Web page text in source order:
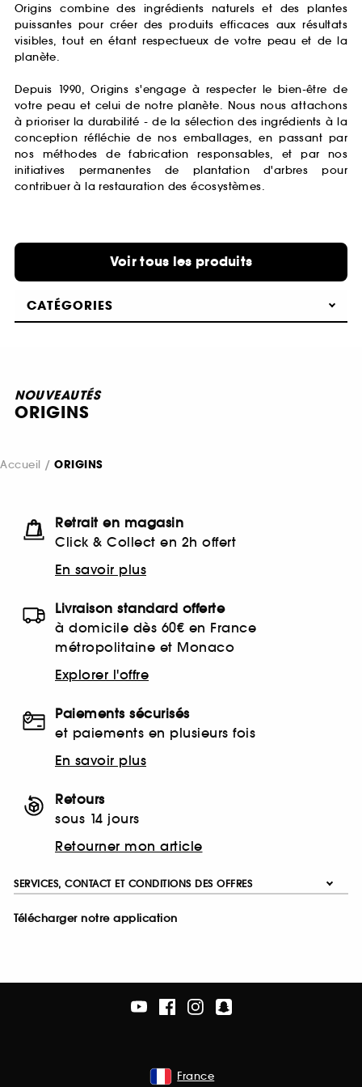
Origins combine des ingrédients naturels et des plantes
puissantes pour créer des produits efficaces aux résultats
visibles, tout en étant respectueux de votre peau et de la
planète.
Depuis 1990, Origins s'engage à respecter le bien-être de
votre peau et celui de notre planète. Nous nous attachons
à prioriser la durabilité - de la sélection des ingrédients à la
conception réfléchie de nos emballages, en passant par
nos méthodes de fabrication responsables, et par nos
initiatives permanentes de plantation d'arbres pour
contribuer à la restauration des écosystèmes.
Voir tous les produits
CATÉGORIES
NOUVEAUTÉS
ORIGINS
Accueil ORIGINS
Retrait en magasin
Click & Collect en 2h offert
En savoir plus
Livraison standard offerte
à domicile dès 60€ en France
métropolitaine et Monaco
Explorer l'offre
Paiements sécurisés
et paiements en plusieurs fois
En savoir plus
Retours
sous 14 jours
Retourner mon article
SERVICES, CONTACT ET CONDITIONS DES OFFRES
Télécharger notre application
France